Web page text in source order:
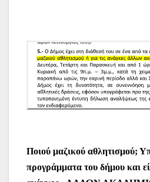
Ποιού μαζικού αθλητισμού;
προγράμματα του δήμου και